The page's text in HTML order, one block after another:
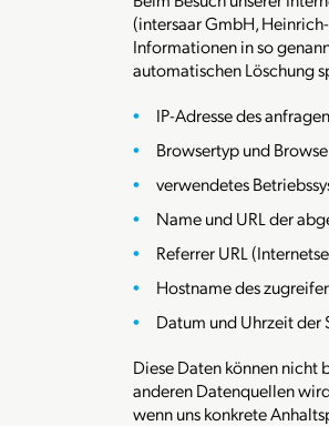
(intersaar GmbH,
Informationen in so
automatischen Löschung
IP-Adresse des
Browsertyp und
verwendetes
Name und URL der
Referrer URL
Hostname des
Datum und Uhrzeit der
Diese Daten können nicht
anderen Datenquellen
wenn uns konkrete